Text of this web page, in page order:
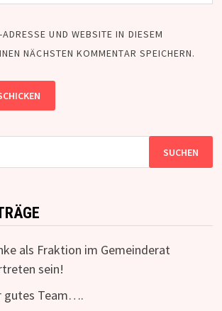
UND WEBSITE IN DIESEM
NÄCHSTEN KOMMENTAR SPEICHERN.
als Fraktion im Gemeinderat
sein!
gutes Team….